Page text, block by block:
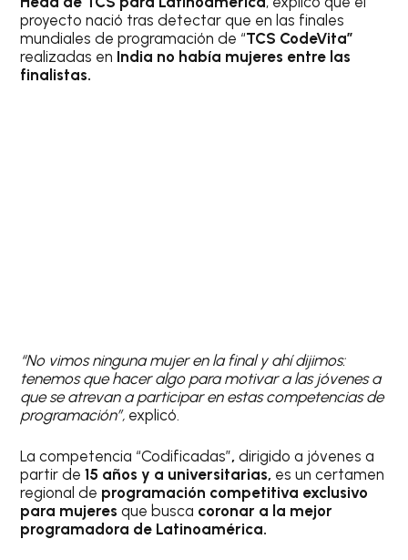
proyecto nació tras detectar que en las finales
mundiales de programación de “TCS CodeVita”
realizadas en India no había mujeres entre las
finalistas.
“No vimos ninguna mujer en la final y ahí dijimos:
tenemos que hacer algo para motivar a las jóvenes a
que se atrevan a participar en estas competencias de
programación”, explicó.
La competencia “Codificadas”,dirigido a jóvenes a
partir de15 años y a universitarias, es un certamen
regional de programación competitiva exclusivo
para mujeres que busca coronar a la mejor
programadora de Latinoamérica.